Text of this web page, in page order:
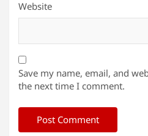
Website
Save my name, email, and
the next time I comment.